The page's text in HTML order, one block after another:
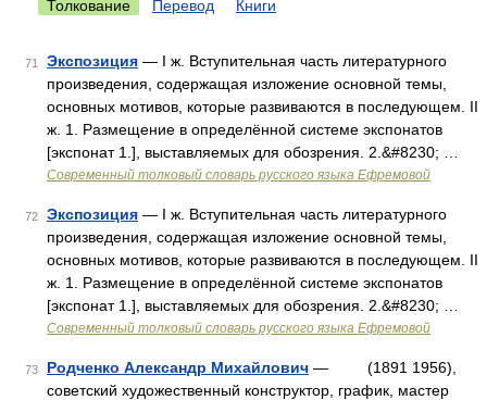
Толкование Перевод Книги
71 Экспозиция — I ж. Вступительная часть литературного
произведения, содержащая изложение основной темы,
основных мотивов, которые развиваются в последующем. II
ж. 1. Размещение в определённой системе экспонатов
[экспонат 1.], выставляемых для обозрения. 2.&#8230; …
Современный толковый словарь русского языка Ефремовой
72 Экспозиция — I ж. Вступительная часть литературного
произведения, содержащая изложение основной темы,
основных мотивов, которые развиваются в последующем. II
ж. 1. Размещение в определённой системе экспонатов
[экспонат 1.], выставляемых для обозрения. 2.&#8230; …
Современный толковый словарь русского языка Ефремовой
73 Родченко Александр Михайлович — (1891 1956),
советский художественный конструктор, график, мастер